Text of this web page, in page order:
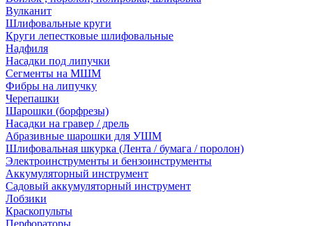
Вулканит
Шлифовальные круги
Круги лепестковые шлифовальные
Надфиля
Насадки под липучки
Сегменты на МШМ
Фибры на липучку
Черепашки
Шарошки (борфрезы)
Насадки на гравер / дрель
Абразивные шарошки для УШМ
Шлифовальная шкурка (Лента / бумага / поролон)
Электроинструменты и бензоинструменты
Аккумуляторный инструмент
Садовый аккумуляторный инструмент
Лобзики
Краскопульты
Перфораторы